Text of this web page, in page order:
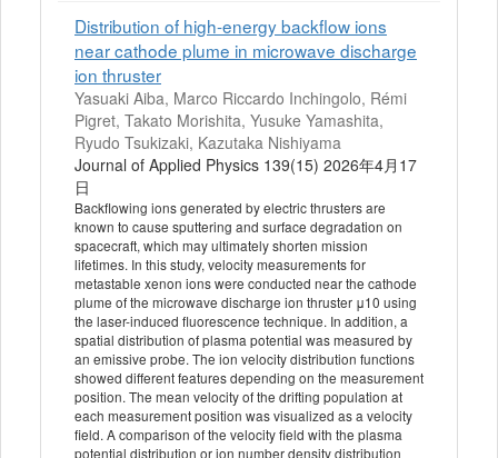
Distribution of high-energy backflow ions
near cathode plume in microwave discharge
ion thruster
Yasuaki Aiba, Marco Riccardo Inchingolo, Rémi
Pigret, Takato Morishita, Yusuke Yamashita,
Ryudo Tsukizaki, Kazutaka Nishiyama
Journal of Applied Physics 139(15) 2026年4月17
日
Backflowing ions generated by electric thrusters are
known to cause sputtering and surface degradation on
spacecraft, which may ultimately shorten mission
lifetimes. In this study, velocity measurements for
metastable xenon ions were conducted near the cathode
plume of the microwave discharge ion thruster μ10 using
the laser-induced fluorescence technique. In addition, a
spatial distribution of plasma potential was measured by
an emissive probe. The ion velocity distribution functions
showed different features depending on the measurement
position. The mean velocity of the drifting population at
each measurement position was visualized as a velocity
field. A comparison of the velocity field with the plasma
potential distribution or ion number density distribution